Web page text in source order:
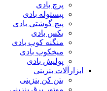
پرچ بادی
پیستوله بادی
پیچ گوشتی بادی
بکس بادی
منگنه کوب بادی
میخکوب بادی
پولیش بادی
ابزارآلات بنزینی
بتن کن بنزینی
موتور برق بنزینی